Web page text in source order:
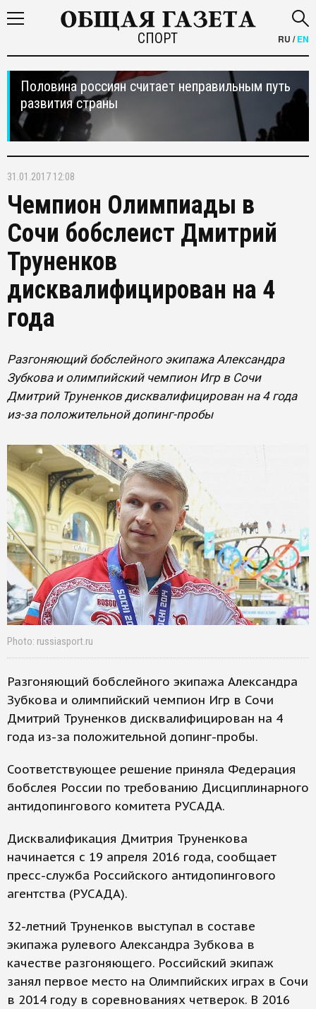
СПОРТ RU /EN
Половина россиян считает неправильным путь
развития страны
31.01.2017 12:08
Чемпион Олимпиады в
Сочи бобслеист Дмитрий
Труненков
дисквалифицирован на 4
года
Разгоняющий бобслейного экипажа Александра
Зубкова и олимпийский чемпион Игр в Сочи
Дмитрий Труненков дисквалифицирован на 4 года
из-за положительной допинг-пробы
Photo: russiasport.ru
Разгоняющий бобслейного экипажа Александра
Зубкова и олимпийский чемпион Игр в Сочи
Дмитрий Труненков дисквалифицирован на 4
года из-за положительной допинг-пробы.
Соответствующее решение приняла Федерация
бобслея России по требованию Дисциплинарного
антидопингового комитета РУСАДА.
Дисквалификация Дмитрия Труненкова
начинается с 19 апреля 2016 года, сообщает
пресс-служба Российского антидопингового
агентства (РУСАДА).
32-летний Труненков выступал в составе
экипажа рулевого Александра Зубкова в
качестве разгоняющего. Российский экипаж
занял первое место на Олимпийских играх в Сочи
в 2014 году в соревнованиях четверок. В 2016